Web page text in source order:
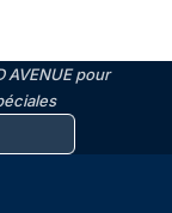
AVENUE pour